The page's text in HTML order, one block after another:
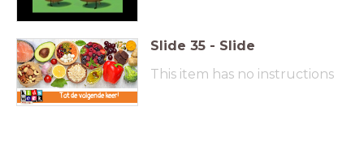
Tot de volgende keer!
Slide 35 - Slide
This item has no instructions